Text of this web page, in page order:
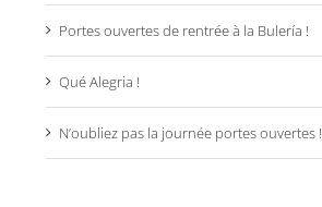
Portes ouvertes de rentrée à la Bulería !
Qué Alegria !
N’oubliez pas la journée portes ouvertes !